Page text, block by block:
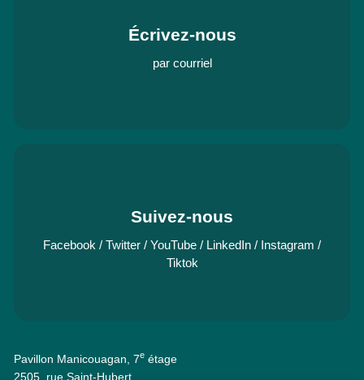
Écrivez-nous
par courriel
Suivez-nous
Facebook / Twitter / YouTube / LinkedIn / Instagram /
Tiktok
Pavillon Manicouagan, 7e étage
2505, rue Saint-Hubert